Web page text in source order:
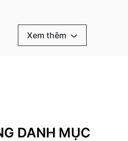
Viglacera là lựa chọn hoàn
và an toàn. Khám phá thêm
khác để chọn được
Xem thêm
DANH MỤC